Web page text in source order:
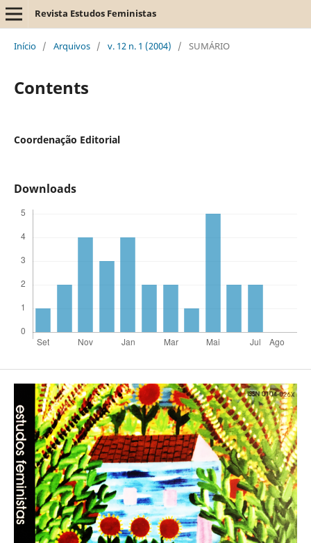
Revista Estudos Feministas
Início / Arquivos / v. 12 n. 1 (2004) / SUMÁRIO
Contents
Coordenação Editorial
Downloads